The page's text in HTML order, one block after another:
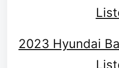
2023 Hyundai